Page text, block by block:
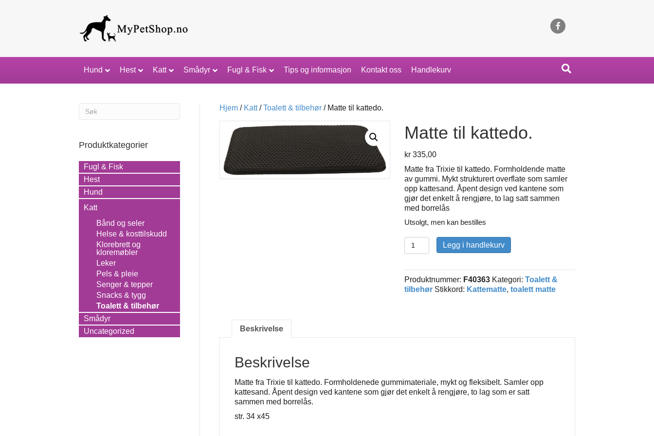
Hund Hest Katt Smådyr Fugl & Fisk Tips og informasjon Kontakt oss Handlekurv
Hjem/ Katt/Toalett & tilbehør/ Matte til kattedo.
Matte til kattedo.
kr335,00
Matte fra Trixie til kattedo. Formholdende matte
av gummi. Mykt strukturert overflate som samler
opp kattesand. Åpent design ved kantene som
gjør det enkelt å rengjøre, to lag satt sammen
med borrelås
Utsolgt, men kan bestilles
Matte
til
antall
Legg i handlekurv
Produktnummer: F40363 Kategori: Toalett &
tilbehør Stikkord: Kattematte, toalett matte
Beskrivelse
Beskrivelse
Matte fra Trixie til kattedo. Formholdenede gummimateriale, mykt og fleksibelt. Samler opp
kattesand. Åpent design ved kantene som gjør det enkelt å rengjøre, to lag som er satt
sammen med borrelås.
str. 34 x45
Produktkategorier
Fugl & Fisk
Hest
Hund
Katt
Bånd og seler
Helse & kosttilskudd
Klorebrett og
kloremøbler
Leker
Pels & pleie
Senger & tepper
Snacks & tygg
Toalett & tilbehør
Smådyr
Uncategorized